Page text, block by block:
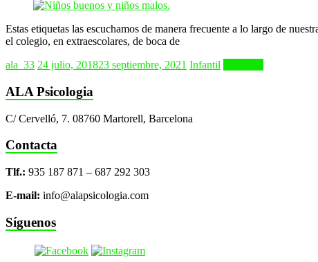
Estas etiquetas las escuchamos de manera frecuente a lo largo de
el colegio, en extraescolares, de boca de
ala_33 24 julio, 201823 septiembre, 2021 Infantil
ALA Psicologia
C/ Cervelló, 7. 08760 Martorell, Barcelona
Contacta
Tlf.: 935 187 871 – 687 292 303
E-mail: info@alapsicologia.com
Síguenos